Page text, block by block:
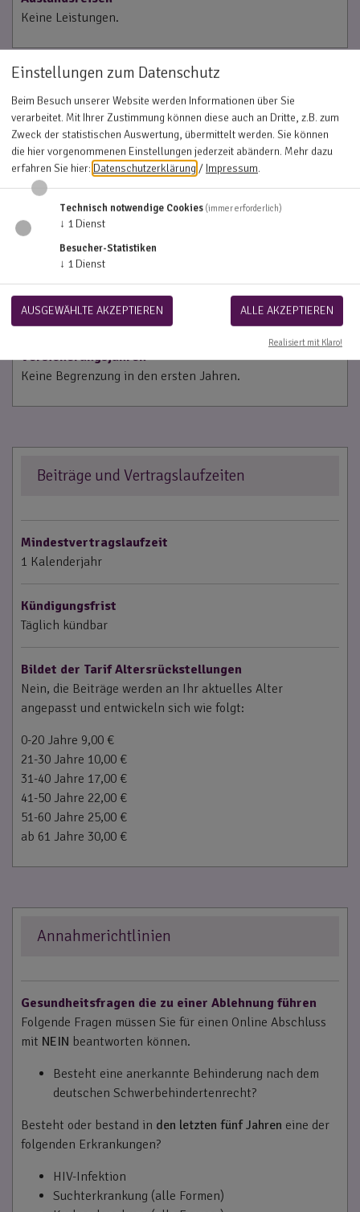
Keine Leistungen.
Leistungen und Einschränkungen
Erstattungsumfang
1.000 €fürHeilpraktiker, Vorsorgeuntersuchungen,
Impfungen, Hörgeräte und Hörhilfen
Ein Kalenderjahr endet unabhängig vom
des aktuellen Jahres.
Versicherungsjahren
Keine Begrenzung in den ersten Jahren.
Beiträge und Vertragslaufzeiten
Mindestvertragslaufzeit
1 Kalenderjahr
Kündigungsfrist
Täglich kündbar
Bildet der Tarif Altersrückstellungen
Nein, die Beiträge werden an Ihr aktuelles Alter
angepasst und entwickeln sich wie folgt:
0-20 Jahre 9,00 €
21-30 Jahre 10,00 €
31-40 Jahre 17,00 €
41-50 Jahre 22,00 €
51-60 Jahre 25,00 €
ab 61 Jahre 30,00 €
Annahmerichtlinien
Gesundheitsfragen die zu einer Ablehnung führen
Folgende Fragen müssen Sie für einen Online Abschluss
mit NEIN beantworten können.
Besteht eine anerkannte Behinderung nach dem
deutschen Schwerbehindertenrecht?
Besteht oder bestand in den letzten fünf Jahren eine der
folgenden Erkrankungen?
HIV-Infektion
Suchterkrankung (alle Formen)
Einstellungen zum Datenschutz
Beim Besuch unserer Website werden Informationen über Sie
verarbeitet. Mit Ihrer Zustimmung können diese auch an Dritte, z.B. zum
Zweck der statistischen Auswertung, übermittelt werden. Sie können
die hier vorgenommenen Einstellungen jederzeit abändern. Mehr dazu
erfahren Sie hier: Datenschutzerklärung/ Impressum.
Technisch notwendige Cookies (immer erforderlich)
↓ 1 Dienst
Besucher-Statistiken
↓ 1 Dienst
AUSGEWÄHLTE AKZEPTIEREN ALLE AKZEPTIEREN
Realisiert mit Klaro!